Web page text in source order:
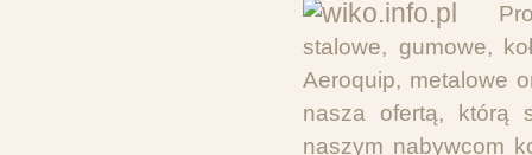
stalowe, gumowe,
Aeroquip, metalowe
nasza ofertą, którą
naszym nabywcom